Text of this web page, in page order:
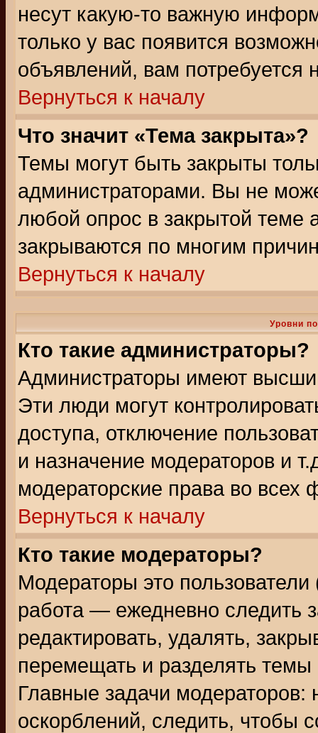
несут какую-то важную
только у вас появится
объявлений, вам потребуется
Вернуться к началу
Что значит «Тема закрыта»?
Темы могут быть закрыты
администраторами. Вы не
любой опрос в закрытой теме
закрываются по многим
Вернуться к началу
Уровни
Кто такие администраторы?
Администраторы имеют
Эти люди могут
доступа, отключение
и назначение модераторов и
модераторские права во всех
Вернуться к началу
Кто такие модераторы?
Модераторы это
работа — ежедневно следить
редактировать, удалять,
перемещать и разделять
Главные задачи
оскорблений, следить, чтобы